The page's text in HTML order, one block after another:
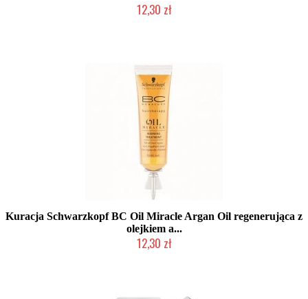
12,30 zł
Kuracja Schwarzkopf BC Oil Miracle Argan Oil regenerująca z
olejkiem a...
12,30 zł